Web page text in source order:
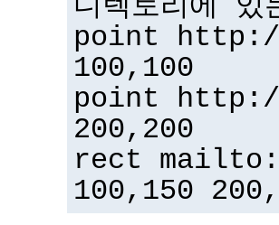
디렉토리에
point http://
100,100
point http://
200,200
rect
100,150